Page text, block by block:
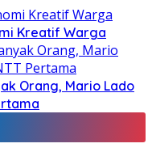
Kreatif Warga
Orang, Mario Lado